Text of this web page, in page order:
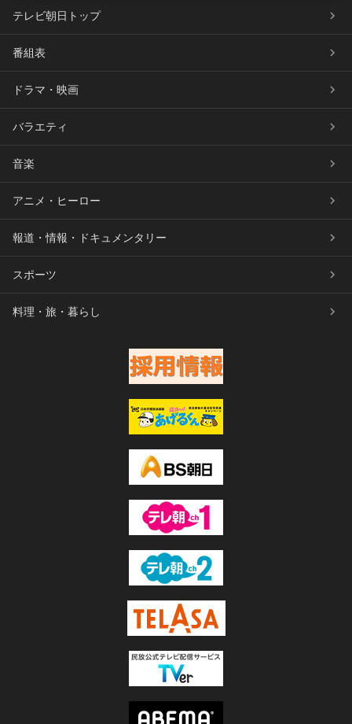
テレビ朝日トップ
番組表
ドラマ・映画
バラエティ
音楽
アニメ・ヒーロー
報道・情報・ドキュメンタリー
スポーツ
料理・旅・暮らし